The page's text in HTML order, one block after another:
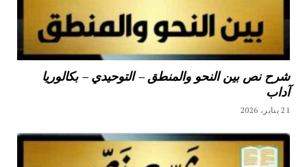
شرح نص بين النحو والمنطق – التوحيدي – بكالوريا
آداب
21 يناير، 2026